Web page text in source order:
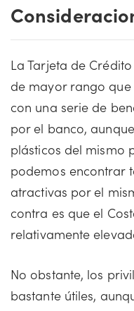
La Tarjeta de
de mayor rango
con una serie de
por el banco,
plásticos del mismo
podemos encontrar
atractivas por el
contra es que el
relativamente
No obstante, los
bastante útiles,